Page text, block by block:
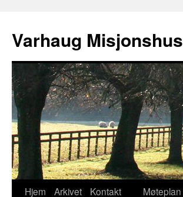
Varhaug Misjonshus
Hopp
Hjem Arkivet
Kontakt
Møteplan